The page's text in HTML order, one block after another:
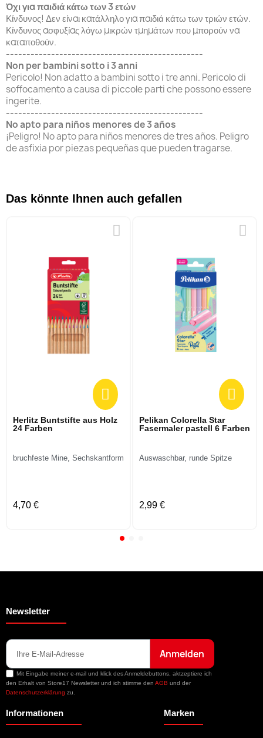
Όχι για παιδιά κάτω των 3 ετών
Κίνδυνος! Δεν είναι κατάλληλο για παιδιά κάτω των τριών ετών.
Κίνδυνος ασφυξίας λόγω μικρών τμημάτων που μπορούν να
καταποθούν.
------------------------------------------------
Non per bambini sotto i 3 anni
Pericolo! Non adatto a bambini sotto i tre anni. Pericolo di
soffocamento a causa di piccole parti che possono essere
ingerite.
------------------------------------------------
No apto para niños menores de 3 años
¡Peligro! No apto para niños menores de tres años. Peligro
de asfixia por piezas pequeñas que pueden tragarse.
Das könnte Ihnen auch gefallen
Herlitz Buntstifte aus Holz
24 Farben
bruchfeste Mine, Sechskantform
4,70 €
Pelikan Colorella Star
Fasermaler pastell 6 Farben
Auswaschbar, runde Spitze
2,99 €
Newsletter
Anmelden
Mit Eingabe meiner e-mail und klick des Anmeldebuttons, aktzeptiere ich
den Erhalt von Store17 Newsletter und ich stimme den AGB und der
Datenschutzerklärung zu.
Informationen Marken